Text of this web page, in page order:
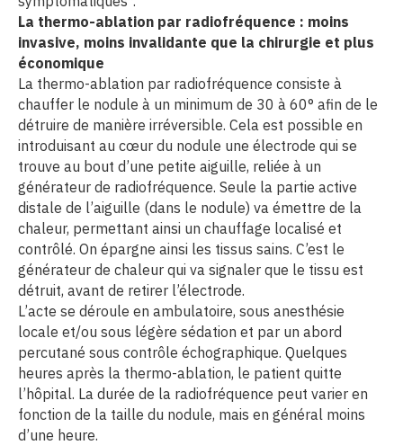
La thermo-ablation par radiofréquence : moins
invasive, moins invalidante que la chirurgie et plus
économique
La thermo-ablation par radiofréquence consiste à
chauffer le nodule à un minimum de 30 à 60° afin de le
détruire de manière irréversible. Cela est possible en
introduisant au cœur du nodule une électrode qui se
trouve au bout d’une petite aiguille, reliée à un
générateur de radiofréquence. Seule la partie active
distale de l’aiguille (dans le nodule) va émettre de la
chaleur, permettant ainsi un chauffage localisé et
contrôlé. On épargne ainsi les tissus sains. C’est le
générateur de chaleur qui va signaler que le tissu est
détruit, avant de retirer l’électrode.
L’acte se déroule en ambulatoire, sous anesthésie
locale et/ou sous légère sédation et par un abord
percutané sous contrôle échographique. Quelques
heures après la thermo-ablation, le patient quitte
l’hôpital. La durée de la radiofréquence peut varier en
fonction de la taille du nodule, mais en général moins
d’une heure.